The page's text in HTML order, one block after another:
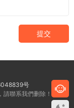
提交
号
請聯系我們删除！客服